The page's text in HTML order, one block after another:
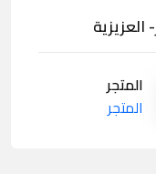
المتجر
المتجر